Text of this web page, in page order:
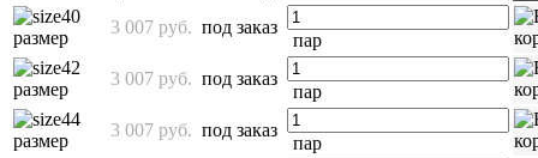
40
размер
3 007 руб. под заказ
пар
42
размер
3 007 руб. под заказ
пар
44
размер
3 007 руб. под заказ
пар